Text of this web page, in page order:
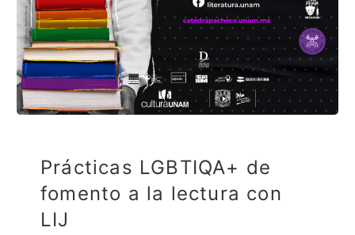
Prácticas LGBTIQA+ de
fomento a la lectura con
LIJ